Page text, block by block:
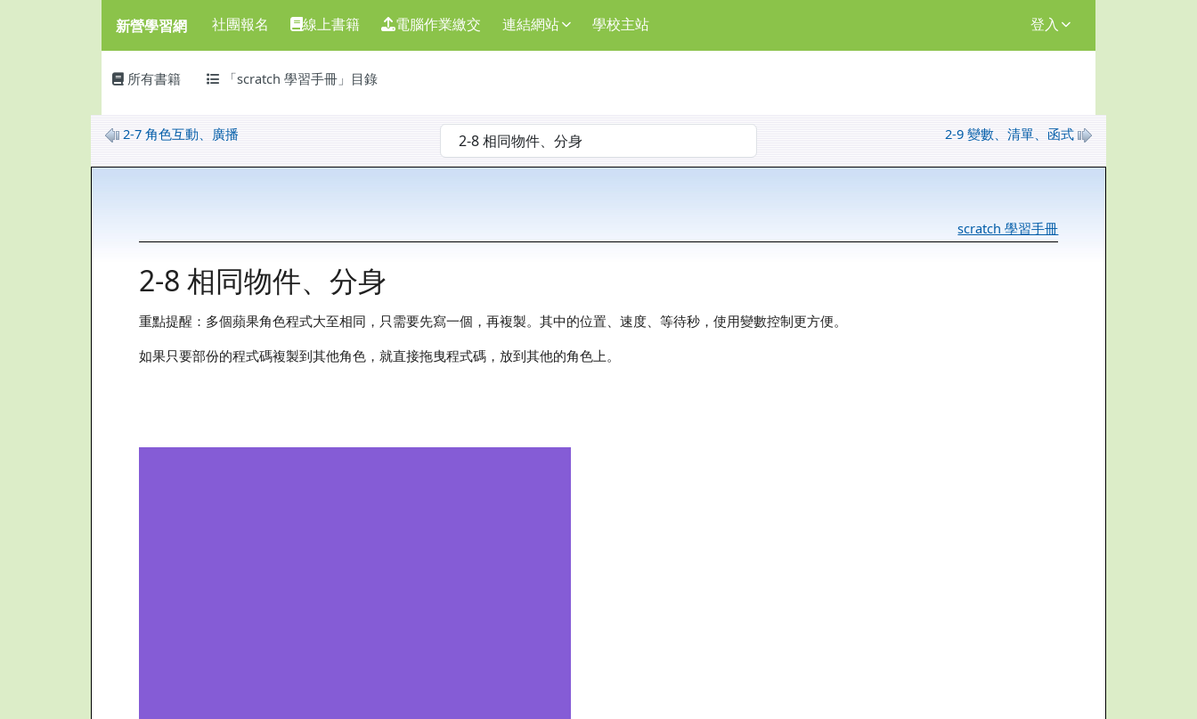
新營學習網
新營學習網 社團報名 線上書籍 電腦作業繳交 連結網站 學校主站 登入
主內容區域
所有書籍 「scratch 學習手冊」目錄
2-7 角色互動、廣播 2-9 變數、清單、函式
scratch 學習手冊
2-8 相同物件、分身
重點提醒：多個蘋果角色程式大至相同，只需要先寫一個，再複製。其中的位置、速度、等待秒，使用變數控制更方便。
如果只要部份的程式碼複製到其他角色，就直接拖曳程式碼，放到其他的角色上。
頁尾區域